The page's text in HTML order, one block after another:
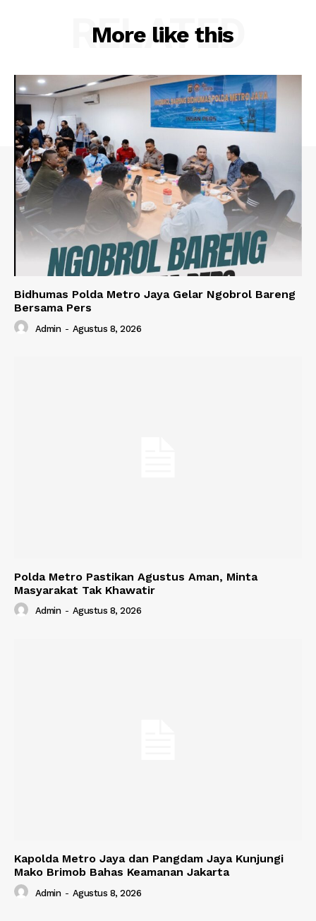
More like this
RELATED
Bidhumas Polda Metro Jaya Gelar Ngobrol Bareng
Bersama Pers
Admin - Agustus 8, 2026
Polda Metro Pastikan Agustus Aman, Minta
Masyarakat Tak Khawatir
Admin - Agustus 8, 2026
Kapolda Metro Jaya dan Pangdam Jaya Kunjungi
Mako Brimob Bahas Keamanan Jakarta
Admin - Agustus 8, 2026